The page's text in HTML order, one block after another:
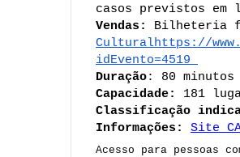
casos previstos em
Vendas: Bilheteria
Culturalhttps://
idEvento=4519
Duração: 80 minutos
Capacidade: 181
Classificação
Informações: Site
Acesso para pessoas